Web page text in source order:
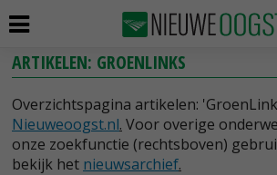
ARTIKELEN: GROENLINKS
Overzichtspagina artikelen:
Nieuweoogst.nl. Voor overige
onze zoekfunctie (rechtsboven)
bekijk het nieuwsarchief.